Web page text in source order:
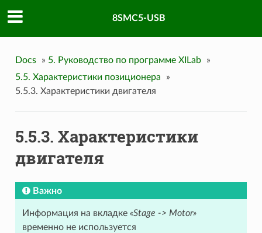
8SMC5-USB
Docs » 5. Руководство по программе XILab
»
5.5. Характеристики позиционера
»
5.5.3. Характеристики двигателя
5.5.3. Характеристики
двигателя
Важно
Информация на вкладке «Stage -> Motor»
временно не используется